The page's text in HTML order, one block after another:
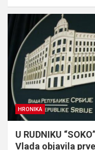
HRONIKA
U RUDNIKU
Vlada objavila